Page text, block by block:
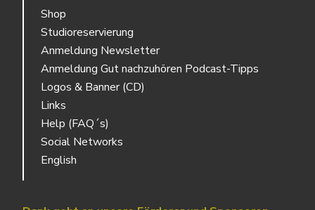
Shop
Studioreservierung
Anmeldung Newsletter
Anmeldung Gut nachzuhören Podcast-Tipps
Logos & Banner (CD)
Links
Help (FAQ´s)
Social Networks
English